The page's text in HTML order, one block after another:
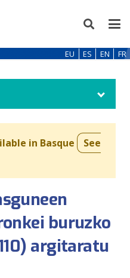
EU ES EN FR
in Basque
See
buruzko
argitaratu